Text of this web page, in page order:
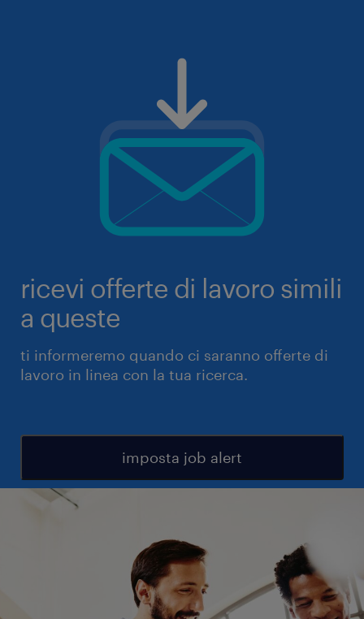
ricevi offerte di lavoro simili
a queste
ti informeremo quando ci saranno offerte di
lavoro in linea con la tua ricerca.
imposta job alert